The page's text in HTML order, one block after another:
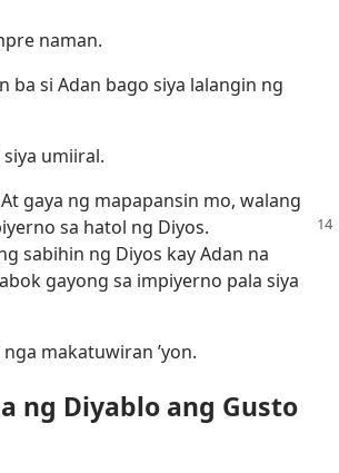
naman.
ba si Adan bago siya lalangin ng
umiiral.
gaya ng mapapansin mo, walang
sa hatol ng Diyos.
sabihin ng Diyos kay Adan na
gayong sa impiyerno pala siya
makatuwiran ’yon.
ng Diyablo ang Gusto